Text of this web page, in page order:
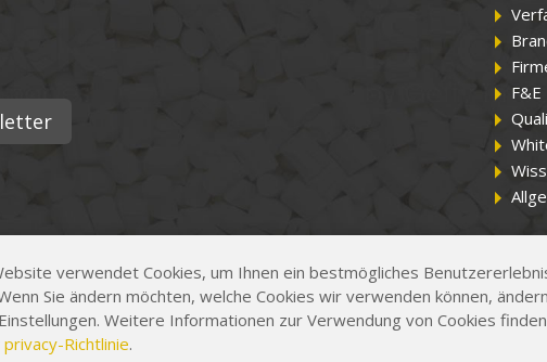
F&E
Technology
verwendet Cookies, um Ihnen ein bestmögliches
Sie ändern möchten, welche Cookies wir verwenden können,
Weitere Informationen zur Verwendung von Cookies finden
privacy-Richtlinie.